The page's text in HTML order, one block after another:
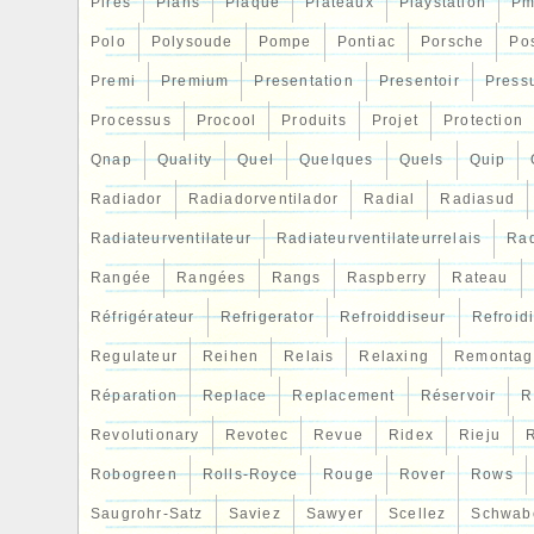
Polo Polysoude Pompe Pontiac Porsche
Premi Premium Presentation Presentoir
Processus Procool Produits Projet Protection
Qnap Quality Quel Quelques Quels Quip
Radiador Radiadorventilador Radial Radiasud
Radiateurventilateur Radiateurventilateurrelais
Rangée Rangées Rangs Raspberry Rateau
Réfrigérateur Refrigerator Refroiddiseur Refroidi
Regulateur Reihen Relais Relaxing
Réparation Replace Replacement Réservoir
Revolutionary Revotec Revue Ridex Rieju
Robogreen Rolls-Royce Rouge Rover Rows
Saugrohr-Satz Saviez Sawyer Scellez
ventilateur. Est conçu pour garantir un
efficace, ce qui rendra votre
Ventilateurs à pales en S, conception de
matériau plastique léger et durable. Le
en supplément, des conseils
que chaque détail soit pris en compte et
soit satisfait. Débit maximal du
Diamètre du ventilateur (po) : 12.05.
Nombre de pales : 10 pales. Matériau
Vitesse maximale du ventilateur : 2250
d’ampères : 12,70 ampères. Comprend
montage pour une installation facile
Convient à tous les véhicules
ventilateurs électriques. S’active par la
ventilateurs électriques à une
Température de mise en marche de
mise hors service de 165′F. Sonde en
La sonde se visse généralement dans le